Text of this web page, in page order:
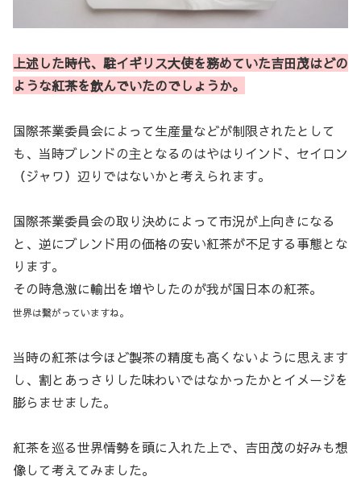
上述した時代、駐イギリス大使を務めていた吉田茂はどの
ような紅茶を飲んでいたのでしょうか。
国際茶業委員会によって生産量などが制限されたとして
も、当時ブレンドの主となるのはやはりインド、セイロン
（ジャワ）辺りではないかと考えられます。
国際茶業委員会の取り決めによって市況が上向きになる
と、逆にブレンド用の価格の安い紅茶が不足する事態とな
ります。
その時急激に輸出を増やしたのが我が国日本の紅茶。
世界は繋がっていますね。
当時の紅茶は今ほど製茶の精度も高くないように思えます
し、割とあっさりした味わいではなかったかとイメージを
膨らませました。
紅茶を巡る世界情勢を頭に入れた上で、吉田茂の好みも想
像して考えてみました。